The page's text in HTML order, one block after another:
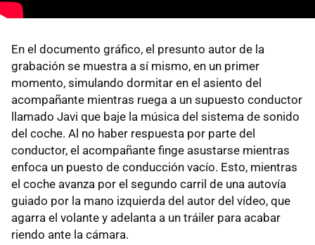
En el documento gráfico, el presunto autor de la
grabación se muestra a sí mismo, en un primer
momento, simulando dormitar en el asiento del
acompañante mientras ruega a un supuesto conductor
llamado Javi que baje la música del sistema de sonido
del coche. Al no haber respuesta por parte del
conductor, el acompañante finge asustarse mientras
enfoca un puesto de conducción vacío. Esto, mientras
el coche avanza por el segundo carril de una autovía
guiado por la mano izquierda del autor del vídeo, que
agarra el volante y adelanta a un tráiler para acabar
riendo ante la cámara.